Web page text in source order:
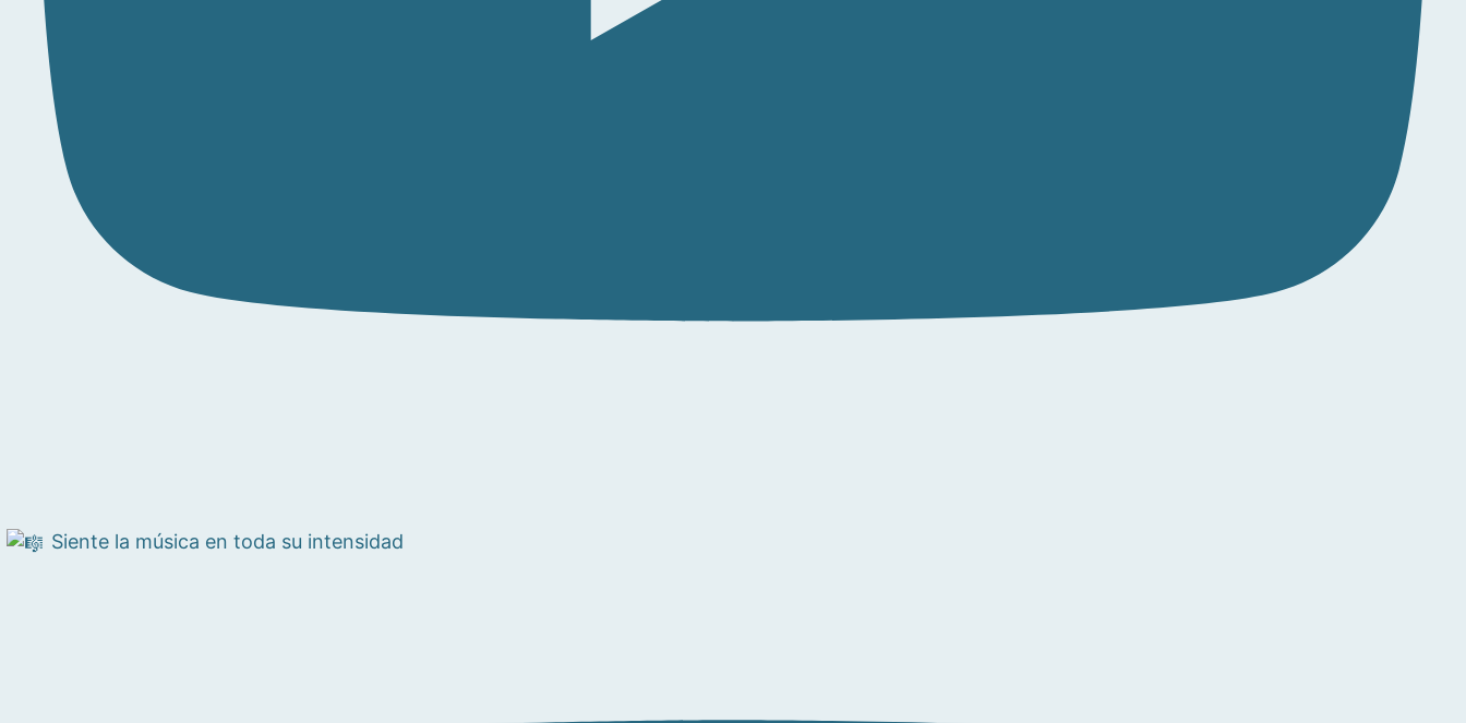
Siente la música en toda su intensidad